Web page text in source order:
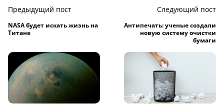
Предыдущий пост
NASA будет искать жизнь на
Титане
Следующий пост
Антипечать: ученые создали
новую систему очистки
бумаги